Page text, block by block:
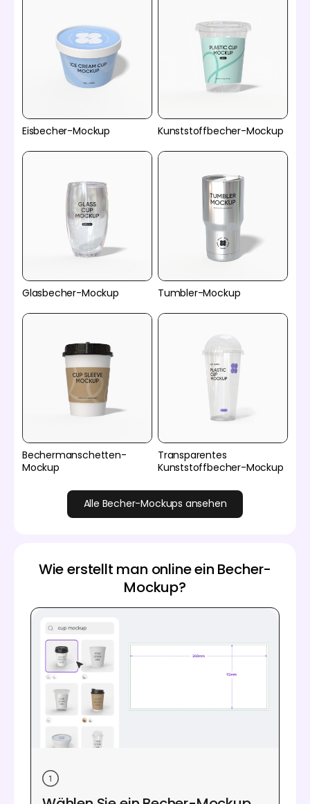
Eisbecher-Mockup Kunststoffbecher-Mockup
Glasbecher-Mockup Tumbler-Mockup
Bechermanschetten-
Mockup
Transparentes
Kunststoffbecher-Mockup
Alle Becher-Mockups ansehen
Wie erstellt man online ein Becher-
Mockup?